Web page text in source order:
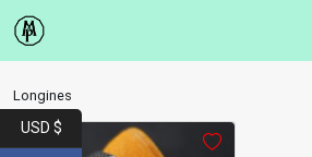
Longines
USD $